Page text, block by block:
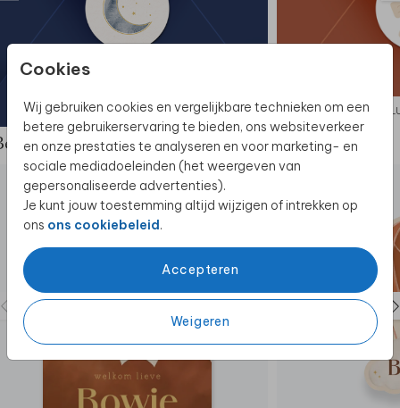
Cookies
Wij gebruiken cookies en vergelijkbare technieken om een
betere gebruikerservaring te bieden, ons websiteverkeer
en onze prestaties te analyseren en voor marketing- en
sociale mediadoeleinden (het weergeven van
gepersonaliseerde advertenties).
Je kunt jouw toestemming altijd wijzigen of intrekken op
ons ons cookiebeleid.
Accepteren
Weigeren
SLUITSTICKER
de complete set